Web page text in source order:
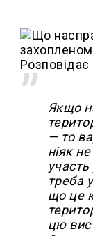
Якщо
— то
ніяк
участь
треба
що це
цю